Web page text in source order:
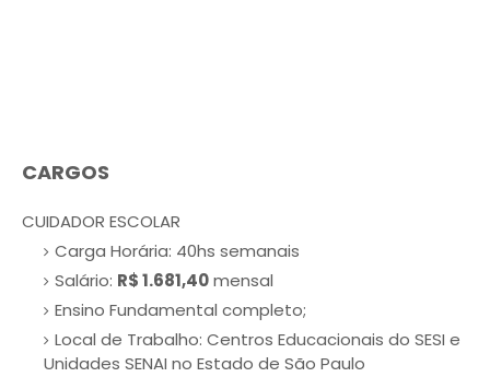
CARGOS
CUIDADOR ESCOLAR
Carga Horária: 40hs semanais
Salário: R$ 1.681,40mensal
Ensino Fundamental completo;
Local de Trabalho: Centros Educacionais do SESI e
Unidades SENAI no Estado de São Paulo